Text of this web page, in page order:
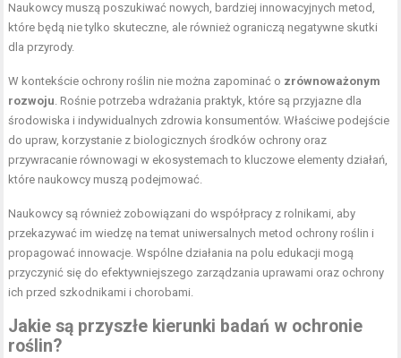
Naukowcy muszą poszukiwać nowych, bardziej innowacyjnych metod,
które będą nie tylko skuteczne, ale również ograniczą negatywne skutki
dla przyrody.
W kontekście ochrony roślin nie można zapominać o zrównoważonym
rozwoju. Rośnie potrzeba wdrażania praktyk, które są przyjazne dla
środowiska i indywidualnych zdrowia konsumentów. Właściwe podejście
do upraw, korzystanie z biologicznych środków ochrony oraz
przywracanie równowagi w ekosystemach to kluczowe elementy działań,
które naukowcy muszą podejmować.
Naukowcy są również zobowiązani do współpracy z rolnikami, aby
przekazywać im wiedzę na temat uniwersalnych metod ochrony roślin i
propagować innowacje. Wspólne działania na polu edukacji mogą
przyczynić się do efektywniejszego zarządzania uprawami oraz ochrony
ich przed szkodnikami i chorobami.
Jakie są przyszłe kierunki badań w ochronie
roślin?